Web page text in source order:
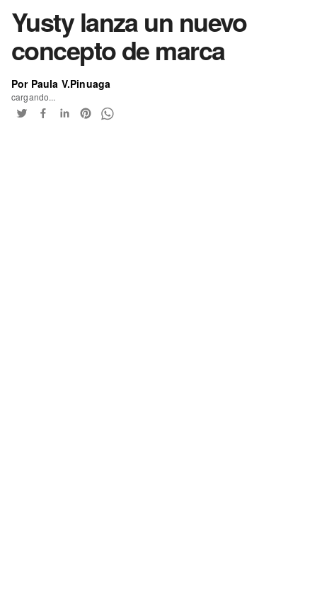
Yusty lanza un nuevo
concepto de marca
Por Paula V.Pinuaga
cargando...